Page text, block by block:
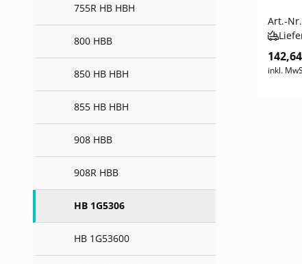
755R HB HBH
800 HBB
850 HB HBH
855 HB HBH
908 HBB
908R HBB
HB 1G5306
HB 1G53600
Art.-Nr.
inkl.